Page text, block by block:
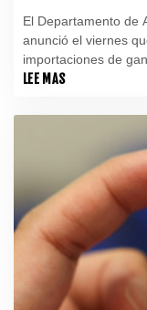
El Departamento de
anunció el viernes
importaciones de
de la suspensión
LEE MAS